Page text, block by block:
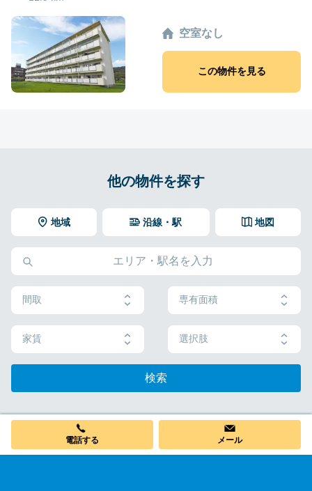
空室なし
この物件を見る
他の物件を探す
地域 地図
沿線・駅
間取 専有面積
家賃 選択肢
検索
電話する メール